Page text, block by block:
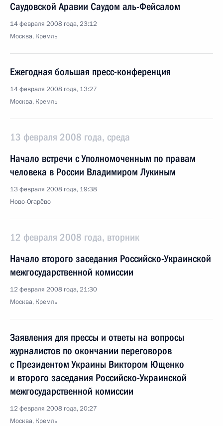
Саудовской Аравии Саудом аль-Фейсалом
14 февраля 2008 года, 23:12
Москва, Кремль
Ежегодная большая пресс-конференция
14 февраля 2008 года, 13:27
Москва, Кремль
13 февраля 2008 года, среда
Начало встречи с Уполномоченным по правам
человека в России Владимиром Лукиным
13 февраля 2008 года, 19:38
Ново-Огарёво
12 февраля 2008 года, вторник
Начало второго заседания Российско-Украинской
межгосударственной комиссии
12 февраля 2008 года, 21:30
Москва, Кремль
Заявления для прессы и ответы на вопросы
журналистов по окончании переговоров
с Президентом Украины Виктором Ющенко
и второго заседания Российско-Украинской
межгосударственной комиссии
12 февраля 2008 года, 20:27
Москва, Кремль